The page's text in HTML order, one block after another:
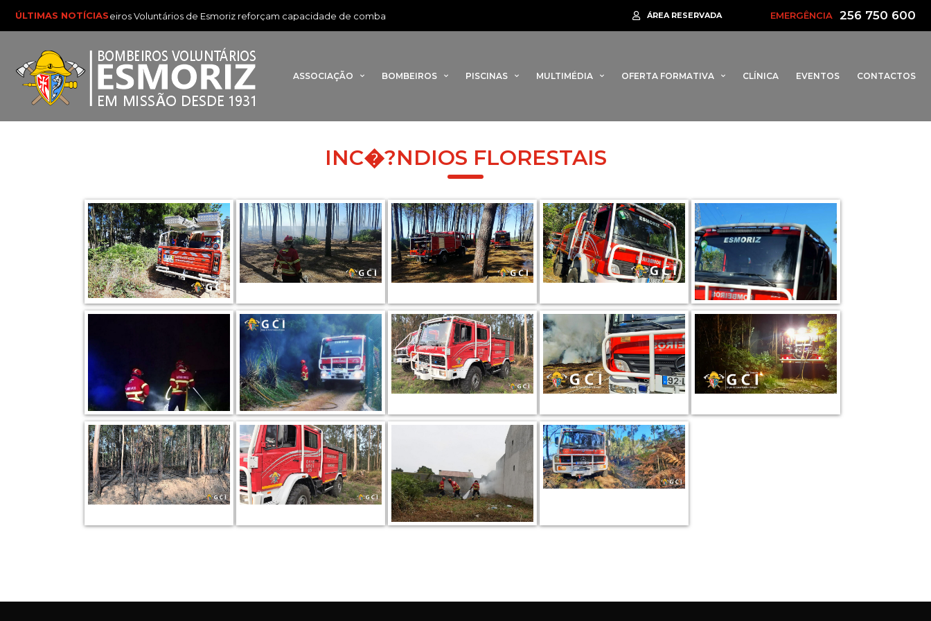
ÚLTIMAS NOTÍCIASBombeiros Voluntários de Esmoriz reforçam capacidade de combate a incêndios com novo veículo florestal Rotta da Barrinha regressa em 2026 para assinalar 95 anos dos Bombeiros de
ÁREA RESERVADA EMERGÊNCIA 256 750 600
ASSOCIAÇÃO BOMBEIROS PISCINAS MULTIMÉDIA OFERTA FORMATIVA CLÍNICA EVENTOS CONTACTOS
INC�?NDIOS FLORESTAIS